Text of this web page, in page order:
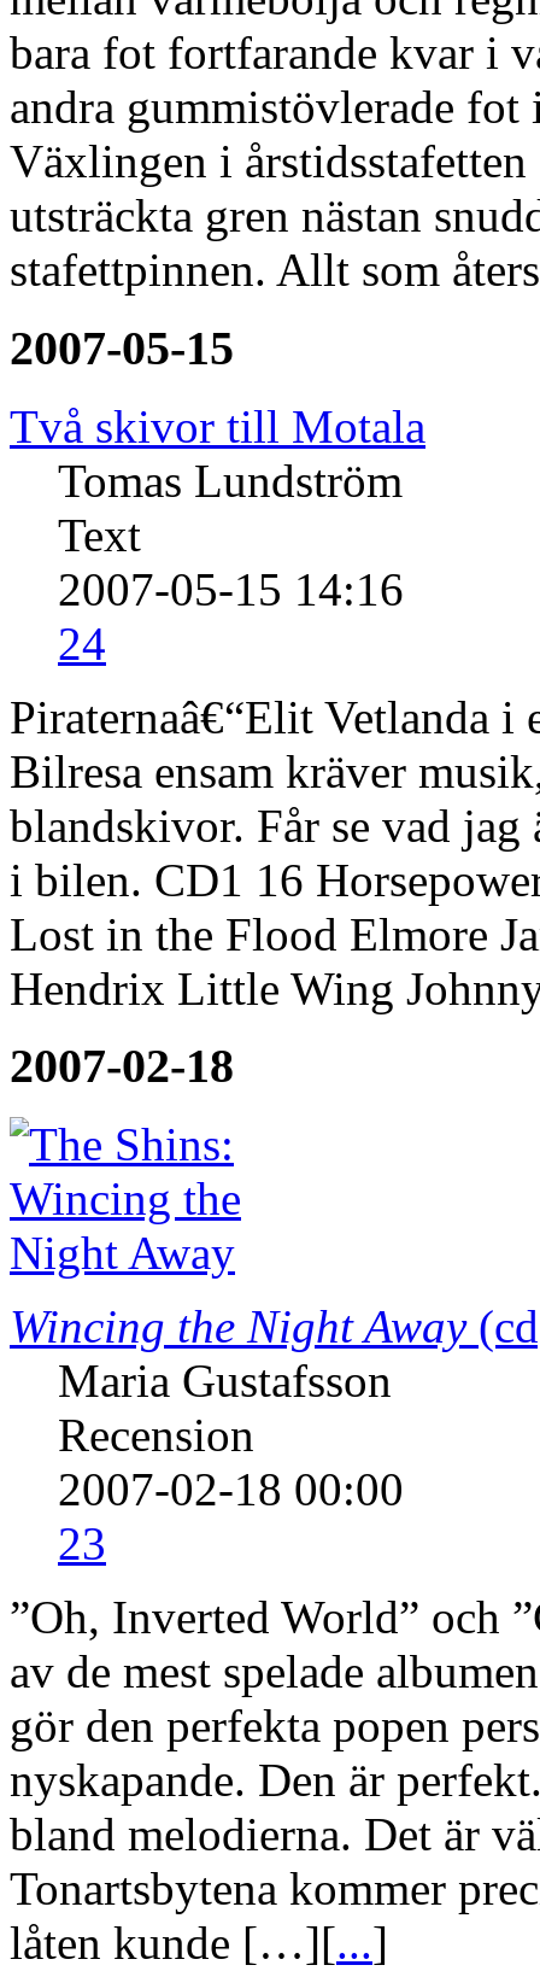
bara fot fortfarande kvar i
andra gummistövlerade
Växlingen i årstidsstafetten
utsträckta gren nästan
stafettpinnen. Allt som
2007-05-15
Två skivor till Motala
Tomas Lundström
Text
2007-05-15 14:16
24
Piraternaâ€“Elit Vetlanda
Bilresa ensam kräver
blandskivor. Får se vad
i bilen. CD1 16
Lost in the Flood Elmore
Hendrix Little Wing
2007-02-18
Wincing the Night Away
Maria Gustafsson
Recension
2007-02-18 00:00
23
”Oh, Inverted World” och
av de mest spelade
gör den perfekta popen
nyskapande. Den är
bland melodierna. Det är
Tonartsbytena kommer
låten kunde […][...]